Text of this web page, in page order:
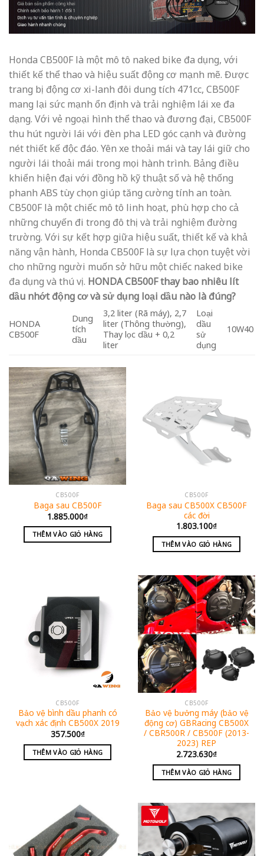
Honda CB500F là một mô tô naked bike đa dụng, với
thiết kế thể thao và hiệu suất động cơ mạnh mẽ. Được
trang bị động cơ xi-lanh đôi dung tích 471cc, CB500F
mang lại sức mạnh ổn định và trải nghiệm lái xe đa
dạng. Với vẻ ngoại hình thể thao và đương đại, CB500F
thu hút người lái với đèn pha LED góc cạnh và đường
nét thiết kế độc đáo. Yên xe thoải mái và tay lái giữ cho
người lái thoải mái trong mọi hành trình. Bảng điều
khiển hiện đại với đồng hồ kỹ thuật số và hệ thống
phanh ABS tùy chọn giúp tăng cường tính an toàn.
CB500F là một chiếc mô tô linh hoạt, phù hợp cho cả
những chuyến đi trong đô thị và trải nghiệm đường
trường. Với sự kết hợp giữa hiệu suất, thiết kế và khả
năng vận hành, Honda CB500F là sự lựa chọn tuyệt vời
cho những người muốn sở hữu một chiếc naked bike
đa dụng và thú vị. HONDA CB500F thay bao nhiêu lít
dầu nhớt động cơ và sử dụng loại dầu nào là đúng?
HONDA
CB500F
Dung
tích
dầu
3,2 liter (Rã máy), 2,7
liter (Thông thường),
Thay lọc dầu + 0,2
liter
Loại
dầu
sử
dụng
10W40
CB500F
Baga sau CB500F
1.885.000₫
THÊM VÀO GIỎ HÀNG
CB500F
Baga sau CB500X CB500F
các đời
1.803.100₫
THÊM VÀO GIỎ HÀNG
CB500F
Bảo vệ bình dầu phanh có
vạch xác định CB500X 2019
357.500₫
THÊM VÀO GIỎ HÀNG
CB500F
Bảo vệ bưởng máy (bảo vệ
động cơ) GBRacing CB500X
/ CBR500R / CB500F (2013-
2023) REP
2.723.630₫
THÊM VÀO GIỎ HÀNG